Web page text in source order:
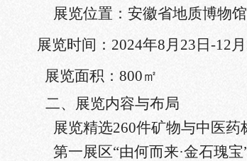
展览位置： 安徽省地质博物
展览时间： 2024年8月23日-12月
展览面积：800㎡
二、展览内容与布局
展览精选260件矿物与中医药
第一展区“由何而来·金石瑰